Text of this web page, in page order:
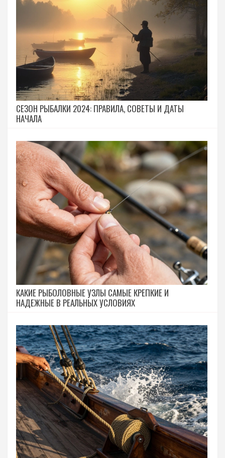
СЕЗОН РЫБАЛКИ 2024: ПРАВИЛА, СОВЕТЫ И ДАТЫ
НАЧАЛА
КАКИЕ РЫБОЛОВНЫЕ УЗЛЫ САМЫЕ КРЕПКИЕ И
НАДЕЖНЫЕ В РЕАЛЬНЫХ УСЛОВИЯХ